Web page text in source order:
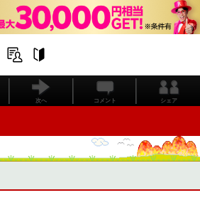
次へ コメント シェア